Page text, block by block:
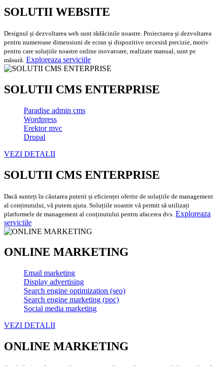
SOLUTII WEBSITE
Designul și dezvoltarea web sunt rădăcinile noastre. Proiectarea și dezvoltarea
pentru numeroase dimensiuni de ecran și dispozitive necesită precizie, motiv
pentru care soluțiile noastre online inovatoare, realizate manual, sunt pe
măsură. Exploreaza serviciile
SOLUTII CMS ENTERPRISE
Paradise admin cms
Wordpress
Erektor mvc
Drupal
VEZI DETALII
SOLUTII CMS ENTERPRISE
Dacă sunteți în căutarea puterii și eficienței oferite de soluțiile de management
al conținutului, vă putem ajuta. Soluțiile noastre vă permit să utilizați
platformele de management al conținutului pentru afacerea dvs. Exploreaza
serviciile
ONLINE MARKETING
Email marketing
Display advertising
Search engine optimization (seo)
Search engine marketing (ppc)
Social media marketing
VEZI DETALII
ONLINE MARKETING